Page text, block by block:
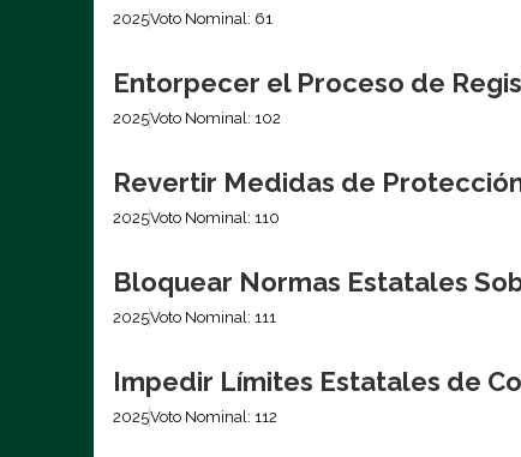
2025Voto Nominal: 61
Entorpecer el Proceso de
2025Voto Nominal: 102
Revertir Medidas de
2025Voto Nominal: 110
Bloquear Normas Estatales
2025Voto Nominal: 111
Impedir Límites Estatales de
2025Voto Nominal: 112